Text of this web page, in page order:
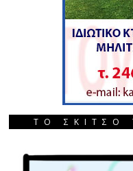
ΤΟ ΣΚΙΤΣΟ